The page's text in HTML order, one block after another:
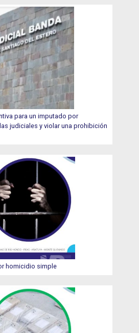
para un imputado por
judiciales y violar una prohibición
homicidio simple